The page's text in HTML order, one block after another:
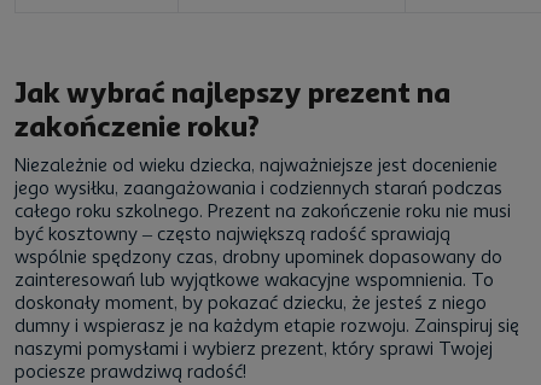
Jak wybrać najlepszy prezent na
zakończenie roku?
Niezależnie od wieku dziecka, najważniejsze jest docenienie
jego wysiłku, zaangażowania i codziennych starań podczas
całego roku szkolnego. Prezent na zakończenie roku nie musi
być kosztowny – często największą radość sprawiają
wspólnie spędzony czas, drobny upominek dopasowany do
zainteresowań lub wyjątkowe wakacyjne wspomnienia. To
doskonały moment, by pokazać dziecku, że jesteś z niego
dumny i wspierasz je na każdym etapie rozwoju. Zainspiruj się
naszymi pomysłami i wybierz prezent, który sprawi Twojej
pociesze prawdziwą radość!